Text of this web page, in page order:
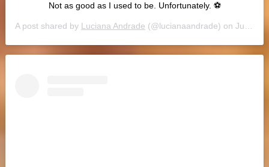
Not as good as I used to be. Unfortunately. ⚽️
A post shared by Luciana Andrade (@lucianaandrade) on Jul 27, 2019 at 8:27pm PDT